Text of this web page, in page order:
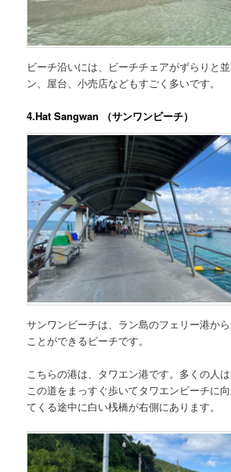
ビーチ沿いには、ビーチチェアがずらりと
ン、屋台、小売店などもすごく多いです。
4.Hat Sangwan （サンワンビーチ）
サンワンビーチは、ラン島のフェリー港か
ことができるビーチです。
こちらの港は、タワエン港です。多くの人
この道をまっすぐ歩いてタワエンビーチに
てくる途中に白い桟橋が右側にあります。